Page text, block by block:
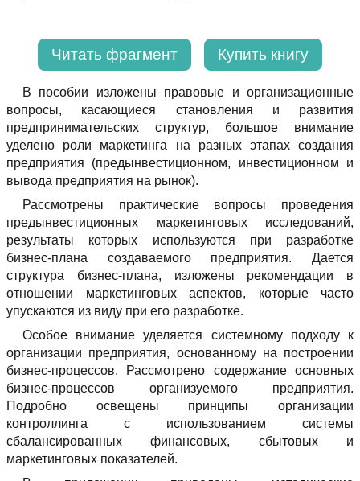
Читать фрагмент Купить книгу
В пособии изложены правовые и организационные
вопросы, касающиеся становления и развития
предпринимательских структур, большое внимание
уделено роли маркетинга на разных этапах создания
предприятия (предынвестиционном, инвестиционном и
вывода предприятия на рынок).
Рассмотрены практические вопросы проведения
предынвестиционных маркетинговых исследований,
результаты которых используются при разработке
бизнес-плана создаваемого предприятия. Дается
структура бизнес-плана, изложены рекомендации в
отношении маркетинговых аспектов, которые часто
упускаются из виду при его разработке.
Особое внимание уделяется системному подходу к
организации предприятия, основанному на построении
бизнес-процессов. Рассмотрено содержание основных
бизнес-процессов организуемого предприятия.
Подробно освещены принципы организации
контроллинга с использованием системы
сбалансированных финансовых, сбытовых и
маркетинговых показателей.